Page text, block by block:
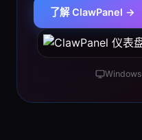
了解 ClawPanel →
Windows